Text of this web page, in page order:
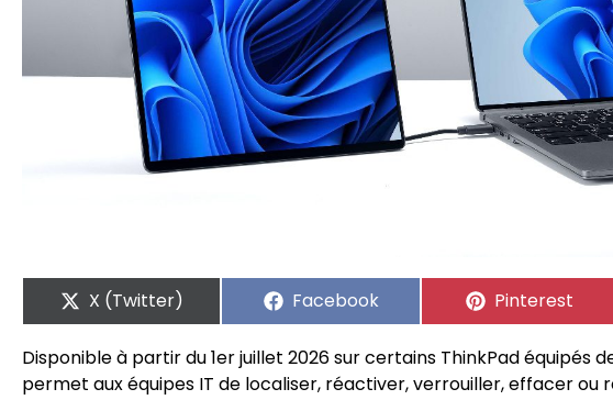
X (Twitter) Facebook Pinterest
Disponible à partir du 1er juillet 2026 sur certains ThinkPad équipés
permet aux équipes IT de localiser, réactiver, verrouiller, effacer